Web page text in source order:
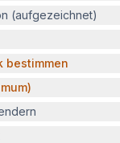
(aufgezeichnet)
bestimmen